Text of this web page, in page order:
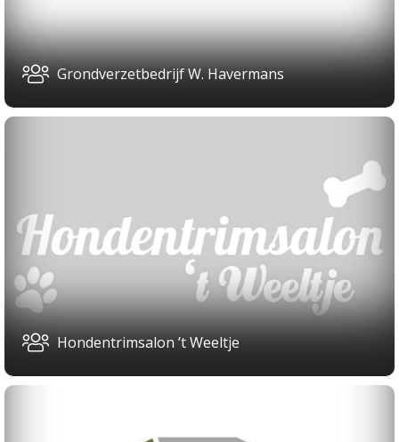
Grondverzetbedrijf W. Havermans
Hondentrimsalon ’t Weeltje